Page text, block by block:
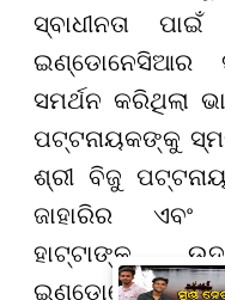
ସ୍ବାଧୀନତା
ଇଣ୍ଡୋନେସିଆର
ସମର୍ଥନ କରିଥିଲା
ପଟ୍ଟନାୟକଙ୍କୁ
ଶ୍ରୀ ବିଜୁ
ଜାହାରିର ଏବଂ
ହାଟ୍ଟାଙ୍କୁ
ଇଣ୍ଡୋନେସିଆ